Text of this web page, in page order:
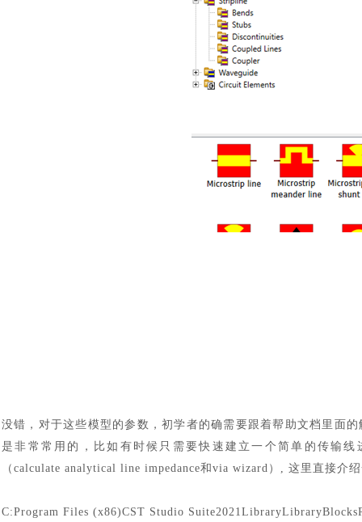
没错，对于这些模型的参数，初学者的确需要跟着帮助文档里面
是非常常用的，比如有时候只需要快速建立一个简单的传输
（calculate analytical line impedance和via wizard）, 这里直接介
C:Program Files (x86)CST Studio